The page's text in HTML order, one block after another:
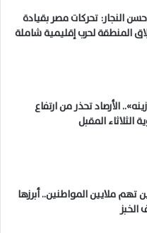
النجار: تحركات مصر بقيادة
المنطقة لحرب إقليمية شاملة
الأرصاد تحذر من ارتفاع
الثلاثاء المقبل
تهم ملايين المواطنين.. أبرزها
الخبز